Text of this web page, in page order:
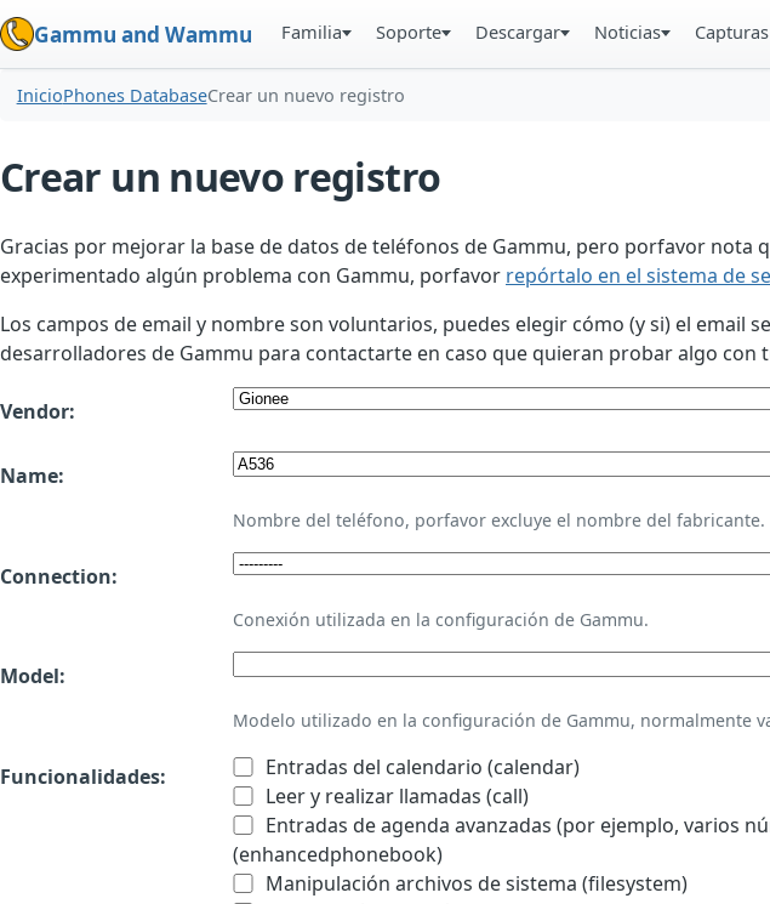
Gammu and Wammu Familia Soporte Descargar Noticias
InicioPhones DatabaseCrear un nuevo registro
Crear un nuevo registro
Gracias por mejorar la base de datos de teléfonos de Gammu, pero porfavor nota
experimentado algún problema con Gammu, porfavor repórtalo en el sistema de
Los campos de email y nombre son voluntarios, puedes elegir cómo (y si) el email
desarrolladores de Gammu para contactarte en caso que quieran probar algo
Vendor:
Name:
Nombre del teléfono, porfavor excluye el nombre del fabricante.
Connection:
Conexión utilizada en la configuración de Gammu.
Model:
Modelo utilizado en la configuración de Gammu, normalmente
Funcionalidades:
Entradas del calendario (calendar)
Leer y realizar llamadas (call)
Entradas de agenda avanzadas (por ejemplo, varios
(enhancedphonebook)
Manipulación archivos de sistema (filesystem)